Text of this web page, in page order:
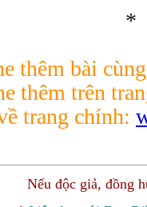
*
thêm bài
thêm trên
trang chính:
Nếu độc giả, đồng